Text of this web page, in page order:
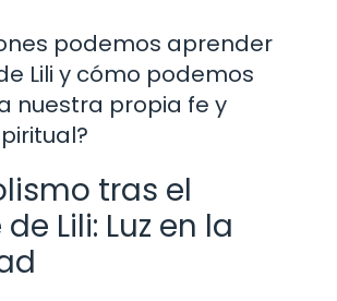
podemos aprender
Lili y cómo podemos
nuestra propia fe y
tras el
Lili: Luz en la